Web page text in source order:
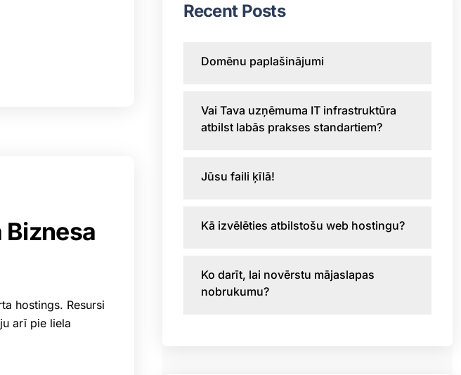
Biznesa
hostings. Resursi
arī pie liela
Recent Posts
Domēnu paplašinājumi
Vai Tava uzņēmuma IT infrastruktūra
atbilst labās prakses standartiem?
Jūsu faili ķīlā!
Kā izvēlēties atbilstošu web hostingu?
Ko darīt, lai novērstu mājaslapas
nobrukumu?